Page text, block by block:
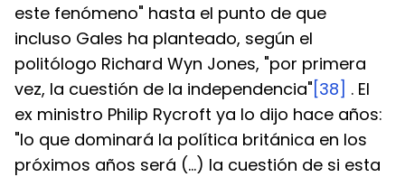
este fenómeno" hasta el punto de que
incluso Gales ha planteado, según el
politólogo Richard Wyn Jones, "por primera
vez, la cuestión de la independencia" [38] . El
ex ministro Philip Rycroft ya lo dijo hace años:
"lo que dominará la política británica en los
próximos años será (...) la cuestión de si esta